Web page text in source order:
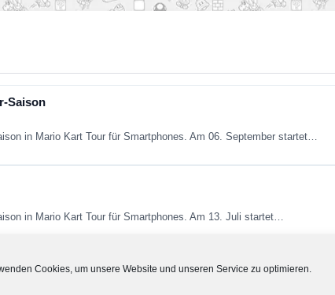
Cookies, um unsere Website und unseren Service zu optimieren.
Saison
in Mario Kart Tour für Smartphones. Am 06. September startet…
in Mario Kart Tour für Smartphones. Am 13. Juli startet…